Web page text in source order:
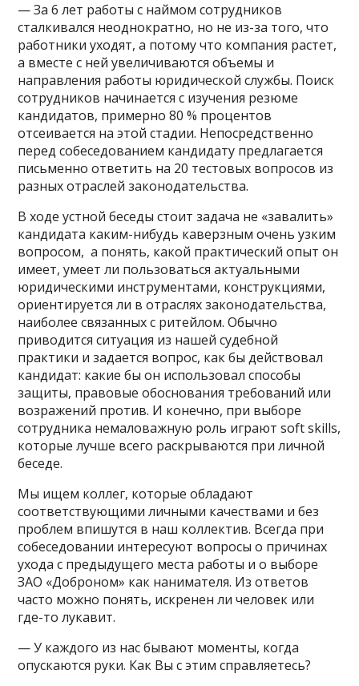
— За 6 лет работы с наймом сотрудников
сталкивался неоднократно, но не из-за того, что
работники уходят, а потому что компания растет,
а вместе с ней увеличиваются объемы и
направления работы юридической службы. Поиск
сотрудников начинается с изучения резюме
кандидатов, примерно 80 % процентов
отсеивается на этой стадии. Непосредственно
перед собеседованием кандидату предлагается
письменно ответить на 20 тестовых вопросов из
разных отраслей законодательства.
В ходе устной беседы стоит задача не «завалить»
кандидата каким-нибудь каверзным очень узким
вопросом, а понять, какой практический опыт он
имеет, умеет ли пользоваться актуальными
юридическими инструментами, конструкциями,
ориентируется ли в отраслях законодательства,
наиболее связанных с ритейлом. Обычно
приводится ситуация из нашей судебной
практики и задается вопрос, как бы действовал
кандидат: какие бы он использовал способы
защиты, правовые обоснования требований или
возражений против. И конечно, при выборе
сотрудника немаловажную роль играют soft skills,
которые лучше всего раскрываются при личной
беседе.
Мы ищем коллег, которые обладают
соответствующими личными качествами и без
проблем впишутся в наш коллектив. Всегда при
собеседовании интересуют вопросы о причинах
ухода с предыдущего места работы и о выборе
ЗАО «Доброном» как нанимателя. Из ответов
часто можно понять, искренен ли человек или
где-то лукавит.
— У каждого из нас бывают моменты, когда
опускаются руки. Как Вы с этим справляетесь?